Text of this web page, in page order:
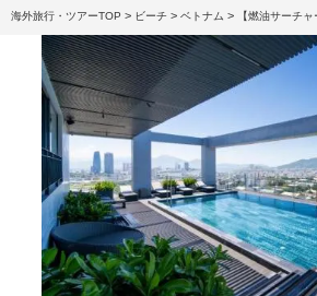
海外旅行・ツアーTOP > ビーチ > ベトナム > 【燃油サーチ